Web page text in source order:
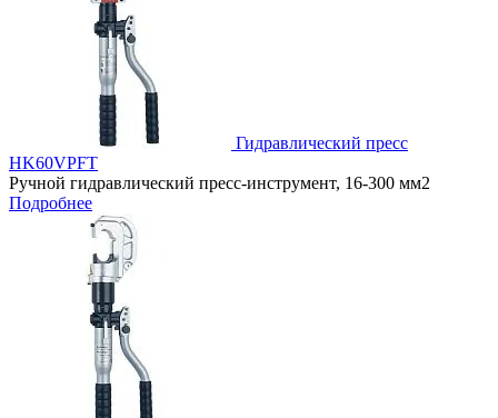
Гидравлический пресс
HK60VPFT
Ручной гидравлический пресс-инструмент, 16-300 мм2
Подробнее